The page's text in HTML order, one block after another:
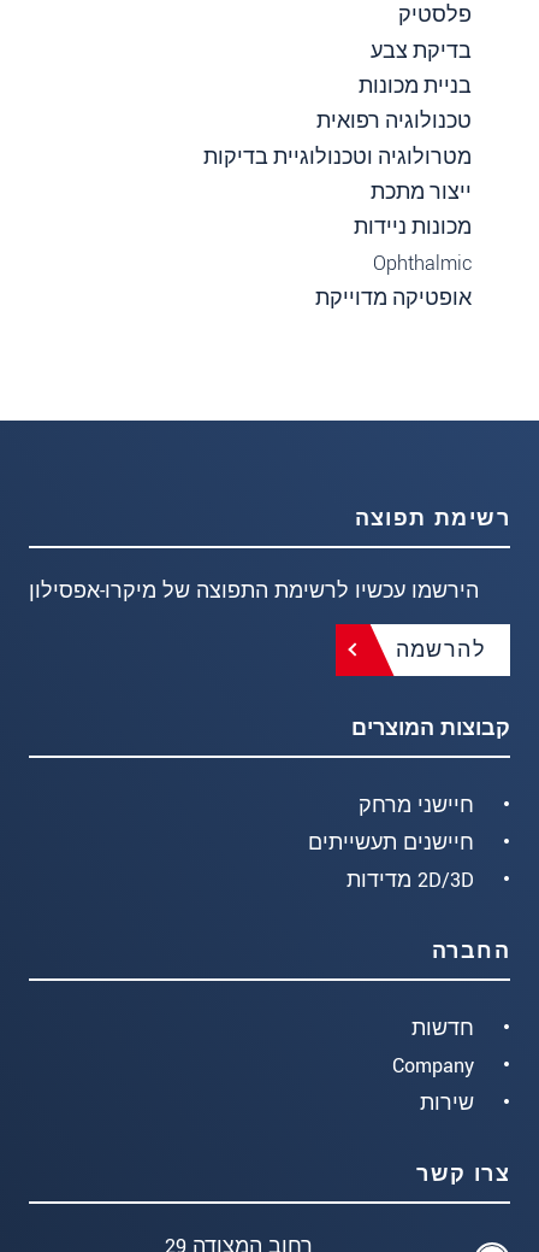
פלסטיק
בדיקת צבע
בניית מכונות
טכנולוגיה רפואית
מטרולוגיה וטכנולוגיית בדיקות
ייצור מתכת
מכונות ניידות
Ophthalmic
אופטיקה מדוייקת
רשימת תפוצה
הירשמו עכשיו לרשימת התפוצה של מיקרו-אפסילון
להרשמה
קבוצות המוצרים
חיישני מרחק
חיישנים תעשייתים
2D/3D מדידות
החברה
חדשות
Company
שירות
צרו קשר
רחוב המצודה 29